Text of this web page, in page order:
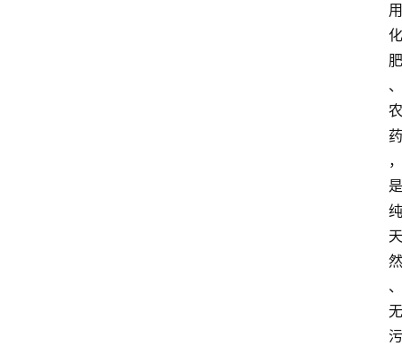
用
化
肥
、
农
药
，
是
纯
天
然
、
无
污